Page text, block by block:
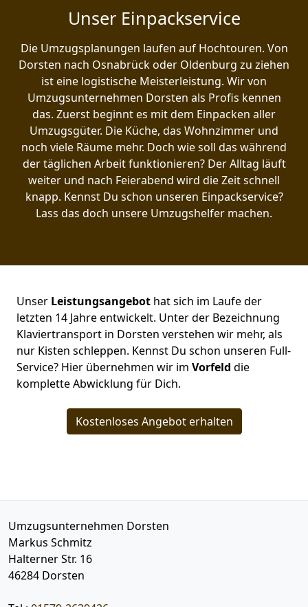
Unser Einpackservice
Die Umzugsplanungen laufen auf Hochtouren. Von
Dorsten nach Osnabrück oder Oldenburg zu ziehen
ist eine logistische Meisterleistung. Wir von
Umzugsunternehmen Dorsten als Profis kennen
das. Zuerst beginnt es mit dem Einpacken aller
Umzugsgüter. Die Küche, das Wohnzimmer und
noch viele Räume mehr. Doch wie soll das während
der täglichen Arbeit funktionieren? Der Alltag läuft
weiter und nach Feierabend wird die Zeit schnell
knapp. Kennst Du schon unseren Einpackservice?
Lass das doch unsere Umzugshelfer machen.
Unser Leistungsangebot hat sich im Laufe der
letzten 14 Jahre entwickelt. Unter der Bezeichnung
Klaviertransport in Dorsten verstehen wir mehr, als
nur Kisten schleppen. Kennst Du schon unseren Full-
Service? Hier übernehmen wir im Vorfeld die
komplette Abwicklung für Dich.
Kostenloses Angebot erhalten
Umzugsunternehmen Dorsten
Markus Schmitz
Halterner Str. 16
46284 Dorsten